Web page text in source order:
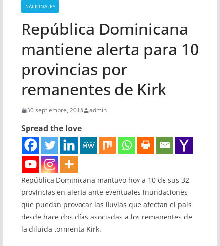
NACIONALES
República Dominicana
mantiene alerta para 10
provincias por
remanentes de Kirk
30 septiembre, 2018 admin
Spread the love
República Dominicana mantuvo hoy a 10 de sus 32
provincias en alerta ante eventuales inundaciones
que puedan provocar las lluvias que afectan el país
desde hace dos días asociadas a los remanentes de
la diluida tormenta Kirk.